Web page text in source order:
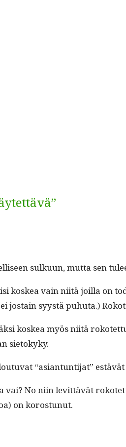
sulku­un, mut­ta sen
koskea vain niitä joil­la on
jostain syys­tä puhuta.)
koskea myös niitä
sietokyky.
“asiantun­ti­jat”
vai? No niin levit­tävät
on korostunut.